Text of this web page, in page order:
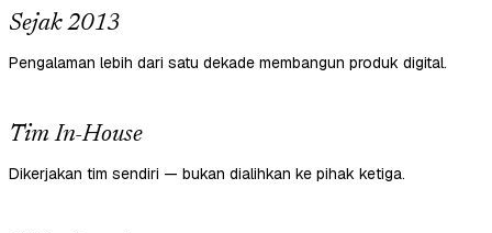
Sejak 2013
Pengalaman lebih dari satu dekade membangun produk digital.
Tim In-House
Dikerjakan tim sendiri — bukan dialihkan ke pihak ketiga.